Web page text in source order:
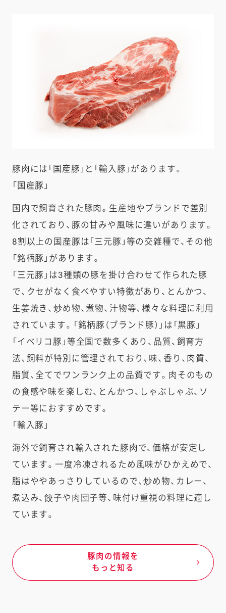
豚肉には「国産豚」と「輸入豚」があります。
「国産豚」
国内で飼育された豚肉。生産地やブランドで差別
化されており、豚の甘みや風味に違いがあります。
8割以上の国産豚は「三元豚」等の交雑種で、その他
「銘柄豚」があります。
「三元豚」は3種類の豚を掛け合わせて作られた豚
で、クセがなく食べやすい特徴があり、とんかつ、
生姜焼き、炒め物、煮物、汁物等、様々な料理に利用
されています。「銘柄豚（ブランド豚）」は「黒豚」
「イベリコ豚」等全国で数多くあり、品質、飼育方
法、飼料が特別に管理されており、味、香り、肉質、
脂質、全てでワンランク上の品質です。肉そのもの
の食感や味を楽しむ、とんかつ、しゃぶしゃぶ、ソ
テー等におすすめです。
「輸入豚」
海外で飼育され輸入された豚肉で、価格が安定し
ています。一度冷凍されるため風味がひかえめで、
脂はややあっさりしているので、炒め物、カレー、
煮込み、餃子や肉団子等、味付け重視の料理に適し
ています。
豚肉の情報を
もっと知る